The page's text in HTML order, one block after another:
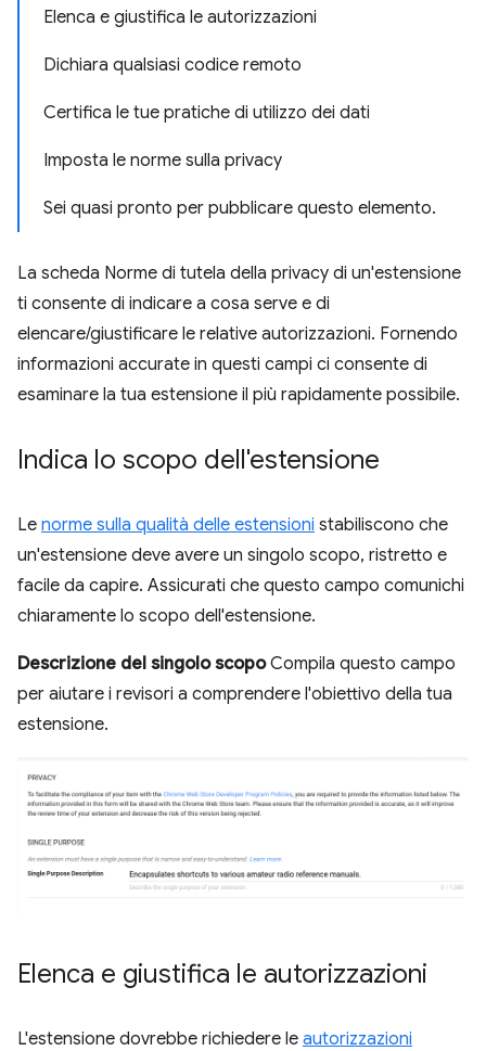
Elenca e giustifica le autorizzazioni
Dichiara qualsiasi codice remoto
Certifica le tue pratiche di utilizzo dei dati
Imposta le norme sulla privacy
Sei quasi pronto per pubblicare questo elemento.
La scheda Norme di tutela della privacy di un'estensione
ti consente di indicare a cosa serve e di
elencare/giustificare le relative autorizzazioni. Fornendo
informazioni accurate in questi campi ci consente di
esaminare la tua estensione il più rapidamente possibile.
Indica lo scopo dell'estensione
Le norme sulla qualità delle estensioni stabiliscono che
un'estensione deve avere un singolo scopo, ristretto e
facile da capire. Assicurati che questo campo comunichi
chiaramente lo scopo dell'estensione.
Descrizione del singolo scopoCompila questo campo
per aiutare i revisori a comprendere l'obiettivo della tua
estensione.
Elenca e giustifica le autorizzazioni
L'estensione dovrebbe richiedere le autorizzazioni